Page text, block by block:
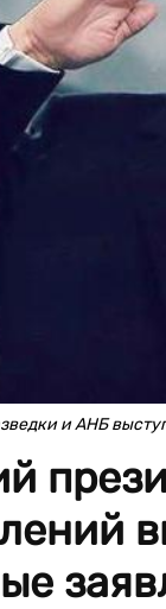
и АНБ